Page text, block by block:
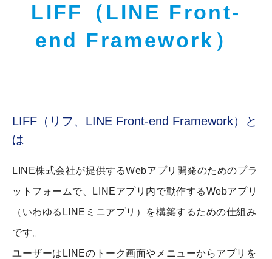
LIFF（LINE Front-
end Framework）
LIFF（リフ、LINE Front-end Framework）と
は
LINE株式会社が提供するWebアプリ開発のためのプラ
ットフォームで、LINEアプリ内で動作するWebアプリ
（いわゆるLINEミニアプリ）を構築するための仕組み
です。
ユーザーはLINEのトーク画面やメニューからアプリを